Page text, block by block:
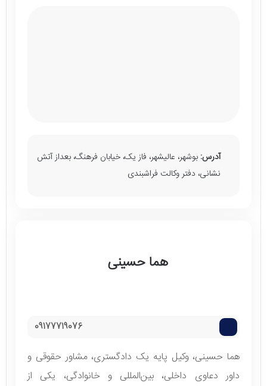
آدرس: بوشهر، عالیشهر، فاز یک، خیابان فرهنگ، بعداز آتش
نشانی، دفتر وکالت فراشبندی
هما حسینی
09177719076
هما حسینی، وکیل پایه یک دادگستری، مشاور حقوقی و
داور دعاوی داخلی، بین‌المللی و خانوادگی، یکی از